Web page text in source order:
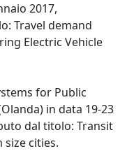
2017,
Travel demand
Electric Vehicle
for Public
in data 19-23
dal titolo: Transit
cities.